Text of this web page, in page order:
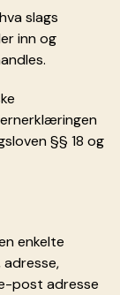
slags
inn og
§§ 18 og
enkelte
post adresse